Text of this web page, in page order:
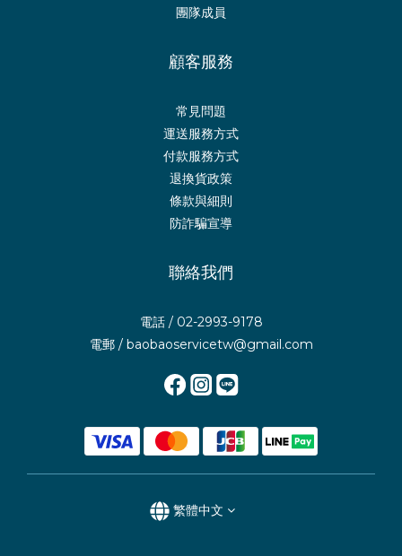
團隊成員
顧客服務
常見問題
運送服務方式
付款服務方式
退換貨政策
條款與細則
防詐騙宣導
聯絡我們
電話 / 02-2993-9178
電郵 / baobaoservicetw@gmail.com
繁體中文